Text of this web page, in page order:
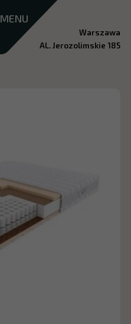
MENU
Warszawa
AL. Jerozolimskie 185